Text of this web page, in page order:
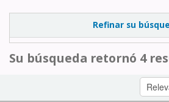
Refinar su
Su búsqueda retornó 4